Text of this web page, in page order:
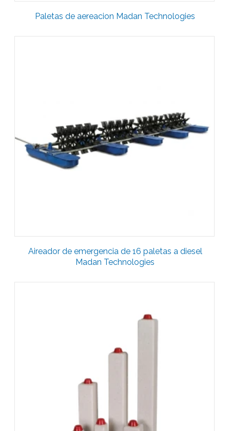
Paletas de aereacion Madan Technologies
Aireador de emergencia de 16 paletas a diesel
Madan Technologies